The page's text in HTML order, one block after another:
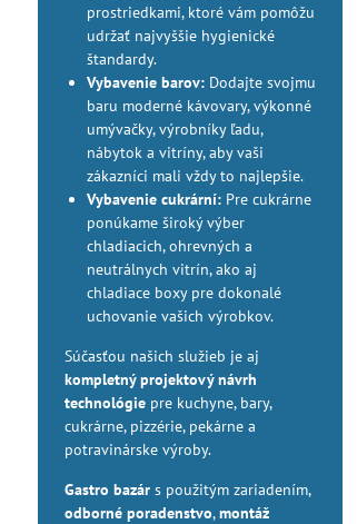
prostriedkami, ktoré vám pomôžu
udržať najvyššie hygienické
štandardy.
Vybavenie barov:Dodajte svojmu
baru moderné kávovary, výkonné
umývačky, výrobníky ľadu,
nábytok a vitríny, aby vaši
zákazníci mali vždy to najlepšie.
Vybavenie cukrární:Pre cukrárne
ponúkame široký výber
chladiacich, ohrevných a
neutrálnych vitrín, ako aj
chladiace boxy pre dokonalé
uchovanie vašich výrobkov.
Súčasťou našich služieb je aj
kompletný projektový návrh
technológiepre kuchyne, bary,
cukrárne, pizzérie, pekárne a
potravinárske výroby.
Gastro bazárs použitým zariadením,
odborné poradenstvo,montáž